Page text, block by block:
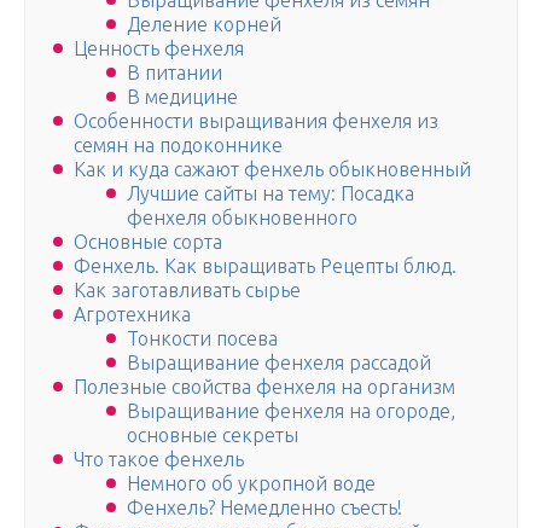
Деление корней
Ценность фенхеля
В питании
В медицине
Особенности выращивания фенхеля из
семян на подоконнике
Как и куда сажают фенхель обыкновенный
Лучшие сайты на тему: Посадка
фенхеля обыкновенного
Основные сорта
Фенхель. Как выращивать Рецепты блюд.
Как заготавливать сырье
Агротехника
Тонкости посева
Выращивание фенхеля рассадой
Полезные свойства фенхеля на организм
Выращивание фенхеля на огороде,
основные секреты
Что такое фенхель
Немного об укропной воде
Фенхель? Немедленно съесть!